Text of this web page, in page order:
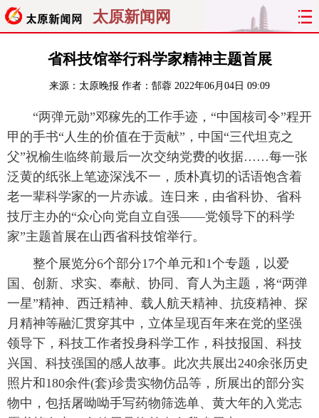
太原新闻网
首页 聚焦 太原 山西
经济 关注 文明 出行
纵横 曝光 综合 专题
旅游 理财 政务 教育
看天下 晋月读 最太原 网罗民生
太原日报 太原晚报 热评
省科技馆举行科学家精神主题首展
来源： 太原晚报 作者：郜蓉 2022年06月04日 09:09
“两弹元勋”邓稼先的工作手迹，“中国核司令”程开
甲的手书“人生的价值在于贡献”，中国“三代坦克之
父”祝榆生临终前最后一次交纳党费的收据……每一张
泛黄的纸张上笔迹深浅不一，质朴真切的话语饱含着
老一辈科学家的一片赤诚。连日来，由省科协、省科
技厅主办的“众心向党自立自强——党领导下的科学
家”主题首展在山西省科技馆举行。
整个展览分6个部分17个单元和1个专题，以爱
国、创新、求实、奉献、协同、育人为主题，将“两弹
一星”精神、西迁精神、载人航天精神、抗疫精神、探
月精神等融汇贯穿其中，立体呈现百年来在党的坚强
领导下，科技工作者投身科学工作，科技报国、科技
兴国、科技强国的感人故事。此次共展出240余张历史
照片和180余件(套)珍贵实物仿品等，所展出的部分实
物中，包括屠呦呦手写药物筛选单、黄大年的入党志